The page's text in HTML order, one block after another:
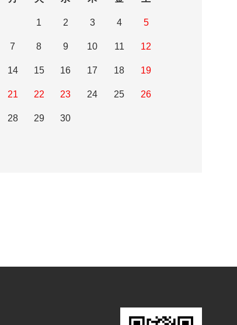
1 2 3 4 5
7 8 9 10 11 12
14 15 16 17 18 19
21 22 23 24 25 26
28 29 30